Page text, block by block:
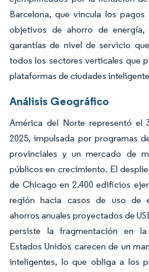
Barcelona, que vincula los
objetivos de ahorro de energía,
garantías de nivel de servicio
todos los sectores verticales que
plataformas de ciudades
Análisis Geográfico
América del Norte representó el
2025, impulsada por programas
provinciales y un mercado de
públicos en crecimiento. El
de Chicago en 2.400 edificios
región hacia casos de uso de
ahorros anuales proyectados de
persiste la fragmentación en
Estados Unidos carecen de un
inteligentes, lo que obliga a los